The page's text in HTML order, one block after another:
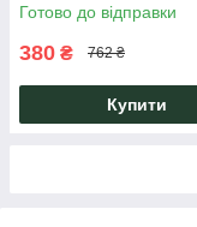
Готово до відправки
380 ₴ 762 ₴
Купити